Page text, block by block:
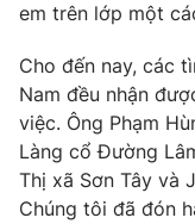
VTV4
VTV9
em trên lớp một
Cho đến nay, các
Nam đều nhận
việc. Ông Phạm
Làng cổ Đường
Thị xã Sơn Tây và
Chúng tôi đã đón